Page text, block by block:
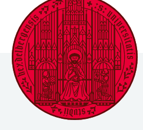
LINKS
ZUR
BARRIEREFREIHEIT
ZUM
HAUPTINHALT
HAUPTNAVIGATION
ÖFFNEN
WEBSEITENSUCHE
ÖFFNEN